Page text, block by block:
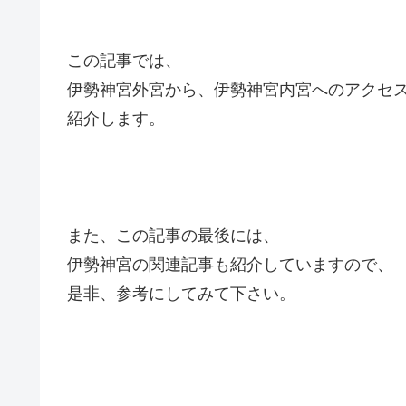
この記事では、
伊勢神宮外宮から、伊勢神宮内宮へのアクセ
紹介します。
また、この記事の最後には、
伊勢神宮の関連記事も紹介していますので、
是非、参考にしてみて下さい。